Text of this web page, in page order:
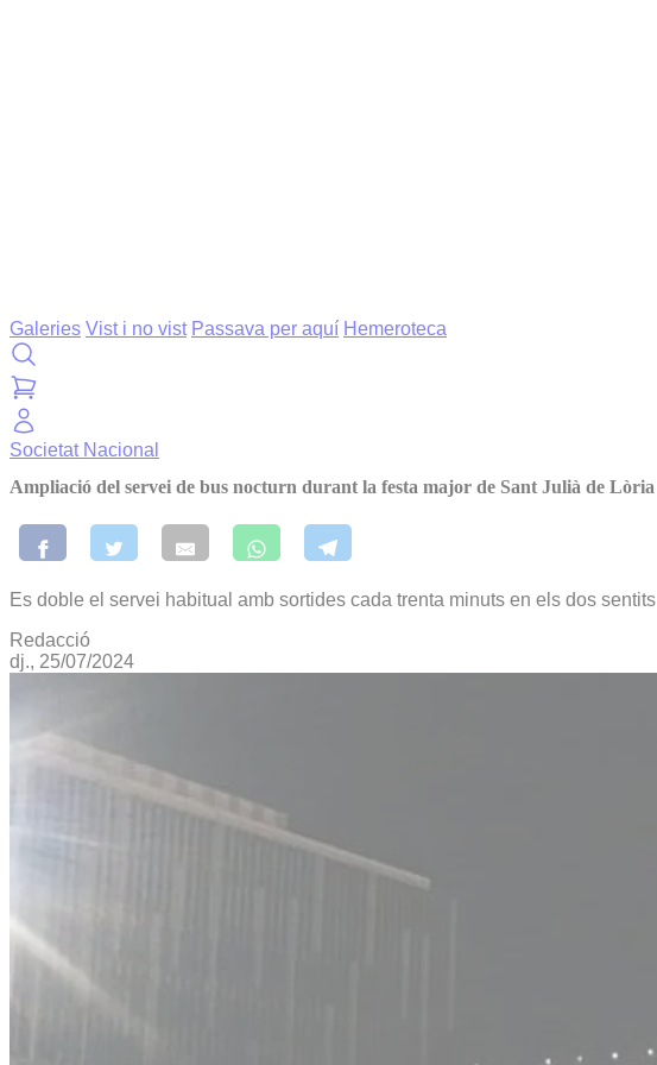
Galeries Vist i no vist Passava per aquí Hemeroteca
Societat Nacional
Ampliació del servei de bus nocturn durant la festa major de Sant Julià de Lòria
Es doble el servei habitual amb sortides cada trenta minuts en els dos sentits
Redacció
dj., 25/07/2024